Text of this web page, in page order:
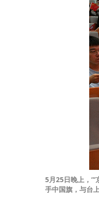
5月25日晚上，“‘
手中国旗，与台